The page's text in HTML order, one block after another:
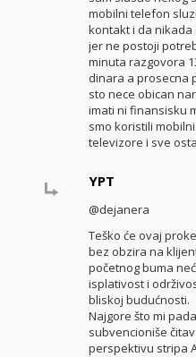
mobilni telefon
kontakt i da nikada
jer ne postoji
minuta razgovora
dinara a prosecna
sto nece obican
imati ni finansisku
smo koristili
televizore i sve
YPT
@dejanera
Teško će ovaj
bez obzira na
početnog buma
isplativost i
bliskoj budućnosti.
Najgore što mi
subvencioniše
perspektivu stripa